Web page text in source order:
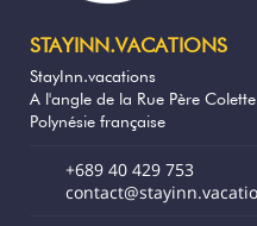
seulement 10
Points forts du
Studio familial pour
STAYINN.VACATIONS
StayInn.vacations
A l'angle de la Rue Père
Polynésie française
+689 40 429 753